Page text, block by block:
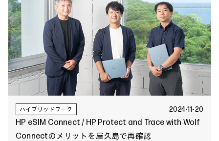
ハイブリッドワーク 2024-11-20
HP eSIM Connect / HP Protect and Trace with Wolf
Connectのメリットを屋久島で再確認